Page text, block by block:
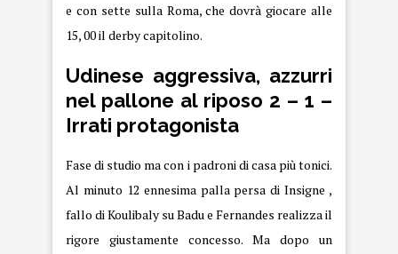
e con sette sulla Roma, che dovrà giocare alle
15, 00 il derby capitolino.
Udinese aggressiva, azzurri
nel pallone al riposo 2 – 1 –
Irrati protagonista
Fase di studio ma con i padroni di casa più tonici.
Al minuto 12 ennesima palla persa di Insigne ,
fallo di Koulibaly su Badu e Fernandes realizza il
rigore giustamente concesso. Ma dopo un